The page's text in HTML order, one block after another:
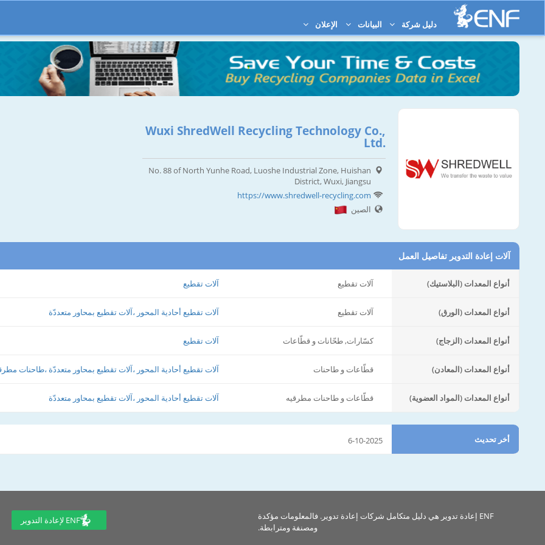
دليل شركة البيانات الإعلان
Wuxi ShredWell Recycling Technology Co.,
Ltd.
No. 88 of North Yunhe Road, Luoshe Industrial Zone, Huishan
District, Wuxi, Jiangsu
https://www.shredwell-recycling.com
الصين
آلات إعادة التدوير تفاصيل العمل
أنواع المعدات (البلاستيك) آلات تقطيع آلات تقطيع
أنواع المعدات (الورق) آلات تقطيع آلات تقطيع أحادية المحور ،آلات تقطيع بمحاور متعددّة
أنواع المعدات (الزجاج) كسّارات, طحّانات و قطّاعات آلات تقطيع
أنواع المعدات (المعادن) قطّاعات و طاحنات آلات تقطيع أحادية المحور ،آلات تقطيع بمحاور متعددّة ،طاحنات
أنواع المعدات (المواد العضوية) قطّاعات و طاحنات مطرقيه آلات تقطيع أحادية المحور ،آلات تقطيع بمحاور متعددّة
أخر تحديث 6-10-2025
ENF إعادة تدوير هي دليل متكامل شركات إعادة تدوير. فالمعلومات مؤكدة
ومصنفة ومترابطة.
ENF لإعادة التدوير